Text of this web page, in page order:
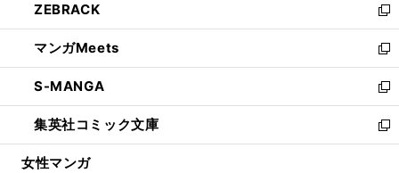
く
で
開
く
ド
ウ
で
開
く
ィ
ン
ド
ウ
で
開
く
い
ウ
ィ
ン
ド
ウ
で
開
ZEBRACK
新
し
い
ウ
ィ
ン
ド
ウ
マンガMeets
新
し
い
ウ
ィ
ン
S-MANGA
新
し
い
ウ
集英社コミック文庫
新
し
女性マンガ